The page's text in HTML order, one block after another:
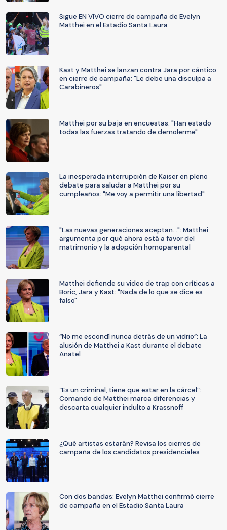
Sigue EN VIVO cierre de campaña de Evelyn
Matthei en el Estadio Santa Laura
Kast y Matthei se lanzan contra Jara por cántico
en cierre de campaña: "Le debe una disculpa a
Carabineros"
Matthei por su baja en encuestas: "Han estado
todas las fuerzas tratando de demolerme"
La inesperada interrupción de Kaiser en pleno
debate para saludar a Matthei por su
cumpleaños: "Me voy a permitir una libertad"
"Las nuevas generaciones aceptan...": Matthei
argumenta por qué ahora está a favor del
matrimonio y la adopción homoparental
Matthei defiende su video de trap con críticas a
Boric, Jara y Kast: "Nada de lo que se dice es
falso"
“No me escondí nunca detrás de un vidrio”: La
alusión de Matthei a Kast durante el debate
Anatel
“Es un criminal, tiene que estar en la cárcel”:
Comando de Matthei marca diferencias y
descarta cualquier indulto a Krassnoff
¿Qué artistas estarán? Revisa los cierres de
campaña de los candidatos presidenciales
Con dos bandas: Evelyn Matthei confirmó cierre
de campaña en el Estadio Santa Laura